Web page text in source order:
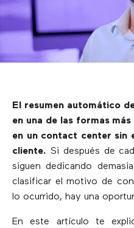
El resumen automático
en una de las formas
en un contact center sin
cliente. Si después de
siguen dedicando
clasificar el motivo de
lo ocurrido, hay una
En este artículo te